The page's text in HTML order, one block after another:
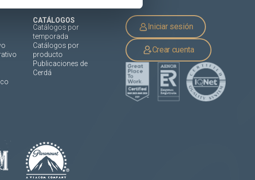
CATÁLOGOS
Catálogos por
temporada
Catálogos por
producto
Publicaciones de
Cerdá
Iniciar sesión
Crear cuenta